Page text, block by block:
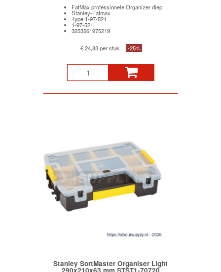
FatMax professionele Organizer diep
Stanley-Fatmax
Type 1-97-521
1-97-521
3253561975219
€ 24,83 per stuk -25%
Stanley SortMaster Organiser Light